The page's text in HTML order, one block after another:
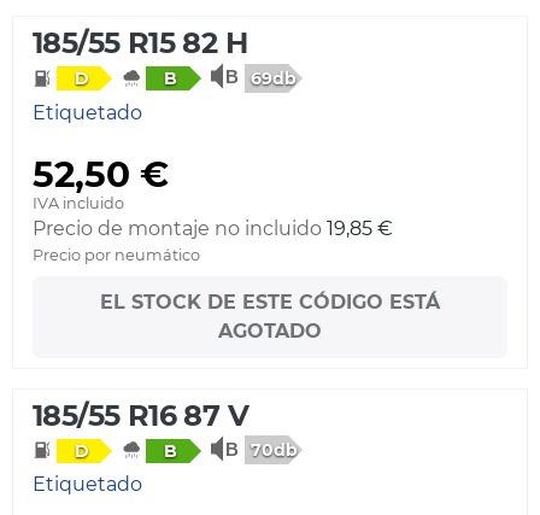
185/55 R15 82 H
D B 69db
Etiquetado
52,50 €
IVA incluido
Precio de montaje no incluido 19,85 €
Precio por neumático
EL STOCK DE ESTE CÓDIGO ESTÁ
AGOTADO
185/55 R16 87 V
D B 70db
Etiquetado